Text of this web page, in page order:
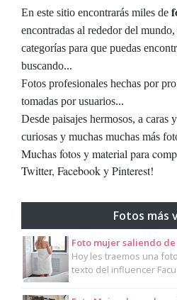
En este sitio encontrarás miles de
encontradas al rededor del
categorías para que puedas
buscando...
Fotos profesionales hechas por
tomadas por usuarios...
Desde paisajes hermosos, a caras
curiosas y muchas muchas más
Muchas fotos y material para
Twitter, Facebook y Pinterest!
Fotos más
Foto mujer saliendo
Hoy les traemos una
texto del influencer